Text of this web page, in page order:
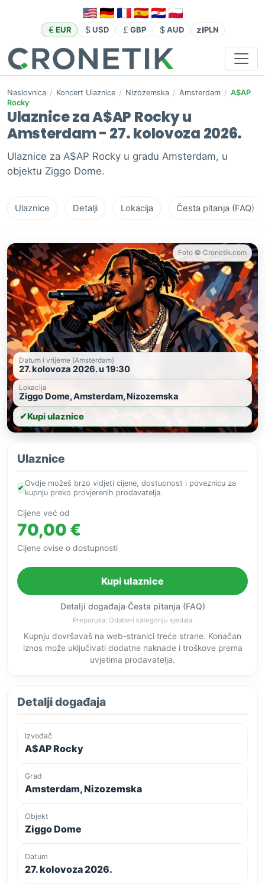
EUR USD GBP AUD złPLN
Naslovnica / Koncert Ulaznice / Nizozemska / Amsterdam / A$AP
Rocky
Ulaznice za A$AP Rocky u
Amsterdam - 27. kolovoza 2026.
Ulaznice za A$AP Rocky u gradu Amsterdam, u
objektu Ziggo Dome.
Ulaznice Detalji Lokacija Česta pitanja (FAQ)
Foto © Cronetik.com
Datum i vrijeme (Amsterdam)
27. kolovoza 2026. u 19:30
Lokacija
Ziggo Dome, Amsterdam, Nizozemska
✔Kupi ulaznice
Ulaznice
✔
Ovdje možeš brzo vidjeti cijene, dostupnost i poveznicu za
kupnju preko provjerenih prodavatelja.
Cijene već od
70,00 €
Cijene ovise o dostupnosti
Kupi ulaznice
Detalji događaja·Česta pitanja (FAQ)
Preporuka: Odaberi kategoriju sjedala
Kupnju dovršavaš na web-stranici treće strane. Konačan
iznos može uključivati dodatne naknade i troškove prema
uvjetima prodavatelja.
Detalji događaja
Izvođač
A$AP Rocky
Grad
Amsterdam, Nizozemska
Objekt
Ziggo Dome
Datum
27. kolovoza 2026.